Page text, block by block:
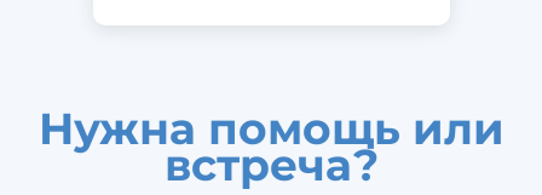
Нужна помощь или
встреча?